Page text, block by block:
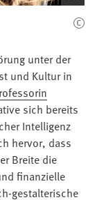
den
unter der
und Kultur in
sich bereits
Intelligenz
hervor, dass
Breite die
finanzielle
gestalterische